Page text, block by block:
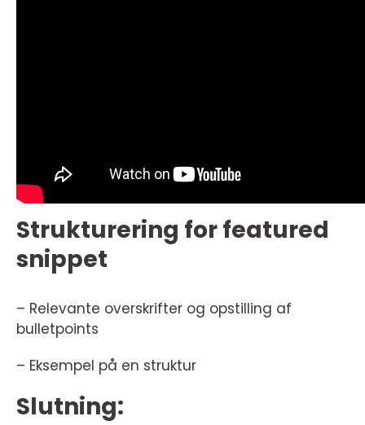
Strukturering for featured
snippet
– Relevante overskrifter og opstilling af
bulletpoints
– Eksempel på en struktur
Slutning: